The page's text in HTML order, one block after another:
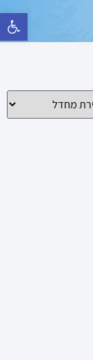
פתח סרגל